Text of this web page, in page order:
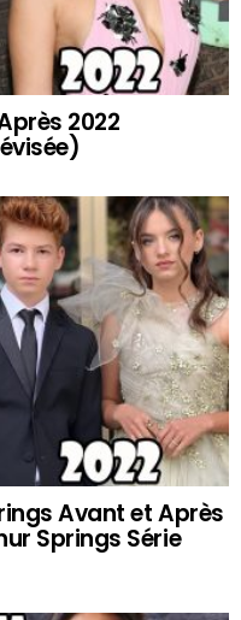
2022
Avant et Après
Springs Série